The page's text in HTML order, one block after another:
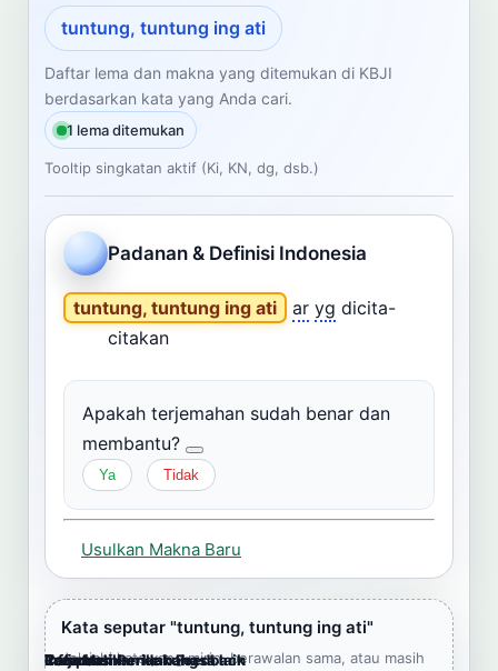
CARI LEMA JAWA
Masukkan kata Jawa
Cari
Dashboard Pencarian
tuntung, tuntung ing ati
Daftar lema dan makna yang ditemukan di KBJI
berdasarkan kata yang Anda cari.
1 lema ditemukan
Tooltip singkatan aktif (Ki, KN, dg, dsb.)
Padanan & Definisi Indonesia
tuntung, tuntung ing ati ar yg dicita-
citakan
Apakah terjemahan sudah benar dan
membantu?
Ya Tidak
Usulkan Makna Baru
Cara Memberikan Feedback
Lampiran
Referensi Pendukung
Informasi
Terjemahkan ke bahasa lain
Kata seputar "tuntung, tuntung ing ati"
Jelajahi kata yang mirip, berawalan sama, atau masih